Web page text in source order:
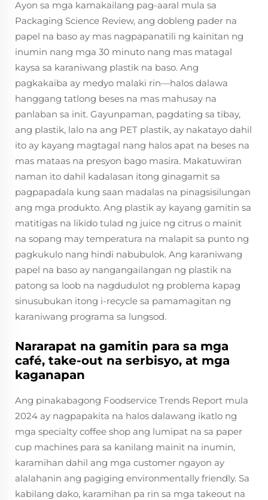
Ayon sa mga kamakailang pag-aaral mula sa
Packaging Science Review, ang dobleng pader na
papel na baso ay mas nagpapanatili ng kainitan ng
inumin nang mga 30 minuto nang mas matagal
kaysa sa karaniwang plastik na baso. Ang
pagkakaiba ay medyo malaki rin—halos dalawa
hanggang tatlong beses na mas mahusay na
panlaban sa init. Gayunpaman, pagdating sa tibay,
ang plastik, lalo na ang PET plastik, ay nakatayo dahil
ito ay kayang magtagal nang halos apat na beses na
mas mataas na presyon bago masira. Makatuwiran
naman ito dahil kadalasan itong ginagamit sa
pagpapadala kung saan madalas na pinagsisilungan
ang mga produkto. Ang plastik ay kayang gamitin sa
matitigas na likido tulad ng juice ng citrus o mainit
na sopang may temperatura na malapit sa punto ng
pagkukulo nang hindi nabubulok. Ang karaniwang
papel na baso ay nangangailangan ng plastik na
patong sa loob na nagdudulot ng problema kapag
sinusubukan itong i-recycle sa pamamagitan ng
karaniwang programa sa lungsod.
Nararapat na gamitin para sa mga
café, take-out na serbisyo, at mga
kaganapan
Ang pinakabagong Foodservice Trends Report mula
2024 ay nagpapakita na halos dalawang ikatlo ng
mga specialty coffee shop ang lumipat na sa paper
cup machines para sa kanilang mainit na inumin,
karamihan dahil ang mga customer ngayon ay
alalahanin ang pagiging environmentally friendly. Sa
kabilang dako, karamihan pa rin sa mga takeout na